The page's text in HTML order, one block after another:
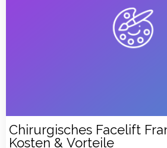
Chirurgisches Facelift
Kosten & Vorteile